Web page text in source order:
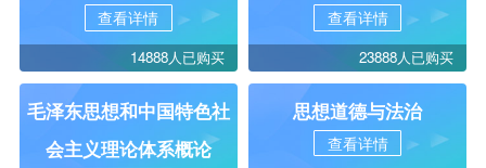
查看详情
14888人已购买
查看详情
23888人已购买
毛泽东思想和中国特色社
会主义理论体系概论
思想道德与法治
查看详情